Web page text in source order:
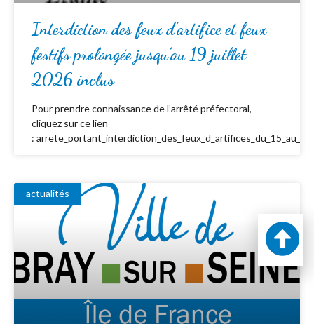
Interdiction des feux d’artifice et feux
festifs prolongée jusqu’au 19 juillet
2026 inclus
Pour prendre connaissance de l’arrêté préfectoral,
cliquez sur ce lien
:
actualités